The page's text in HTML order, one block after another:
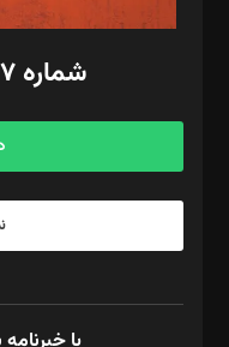
امور مالی: شاپور رهبری، محمد‌
آگهی و مشترکین: ۰۹۱۹۹۹۹۰۴۵۴
شماره ۱۴۷ - مرداد ۱۴۰۵